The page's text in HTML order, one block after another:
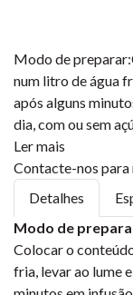
Modo de
num litro de água
após alguns
dia, com ou sem
Ler mais
Contacte-nos para
Detalhes
Modo de
Colocar o
fria, levar ao lume